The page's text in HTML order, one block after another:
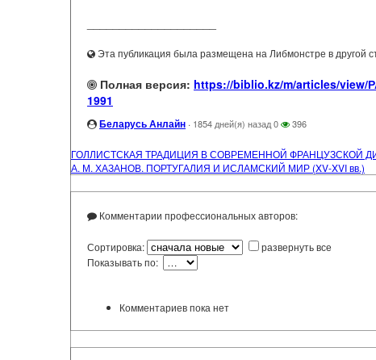
Эта публикация была размещена на Либмонстре в другой
Полная версия: https://biblio.kz/m/articles/
1991
Беларусь Анлайн · 1854 дней(я) назад0 396
ГОЛЛИСТСКАЯ ТРАДИЦИЯ В СОВРЕМЕННОЙ ФРАНЦУЗСКОЙ
А. М. ХАЗАНОВ. ПОРТУГАЛИЯ И ИСЛАМСКИЙ МИР (XV-XVI вв.)
Комментарии профессиональных авторов:
Сортировка:
развернуть все
Показывать по:
Комментариев пока нет